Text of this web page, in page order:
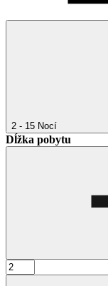
2 - 15 Nocí
Dĺžka pobytu